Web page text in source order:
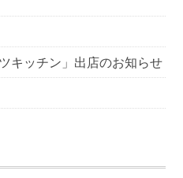
キッチン」出店のお知らせ